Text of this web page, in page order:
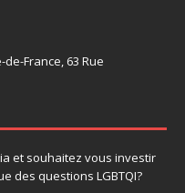
de-France, 63 Rue
et souhaitez vous investir
des questions LGBTQI?